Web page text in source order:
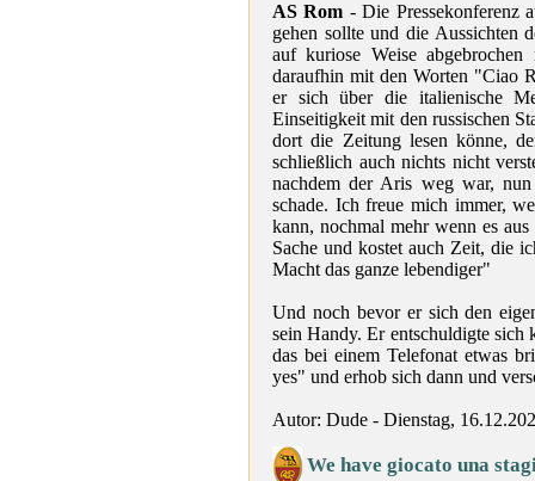
AS Rom - Die Pressekonferenz
gehen sollte und die Aussichten
auf kuriose Weise
daraufhin mit den Worten "Ciao
er sich über die italienische
Einseitigkeit mit den russischen
dort die Zeitung lesen könne,
schließlich auch nichts nicht
nachdem der Aris weg war,
schade. Ich freue mich immer,
kann, nochmal mehr wenn es
Sache und kostet auch Zeit, die
Macht das ganze lebendiger"
Und noch bevor er sich den
sein Handy. Er entschuldigte sich
das bei einem Telefonat etwas
yes" und erhob sich dann und
Autor: Dude - Dienstag,
We have giocato una